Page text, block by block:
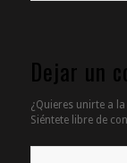
Dejar un
¿Quieres unirte a
Siéntete libre de